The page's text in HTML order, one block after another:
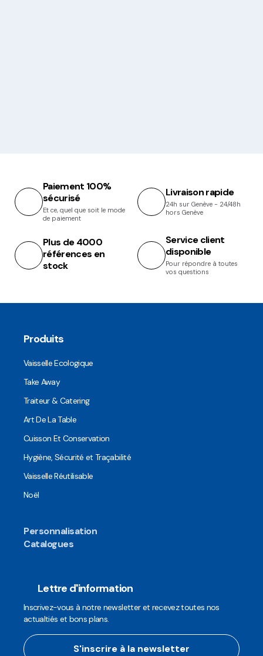
Paiement 100%
sécurisé
Et ce, quel que soit le mode
de paiement
Livraison rapide
24h sur Genève - 24/48h
hors Genève
Plus de 4000
références en
stock
Service client
disponible
Pour répondre à toutes
vos questions
Produits
Vaisselle Ecologique
Take Away
Traiteur & Catering
Art De La Table
Cuisson Et Conservation
Hygiène, Sécurité et Traçabilité
Vaisselle Réutilisable
Noël
Personnalisation
Catalogues
Lettre d'information
Inscrivez-vous à notre newsletter et recevez toutes nos
actualtiés et bons plans.
S'inscrire à la newsletter